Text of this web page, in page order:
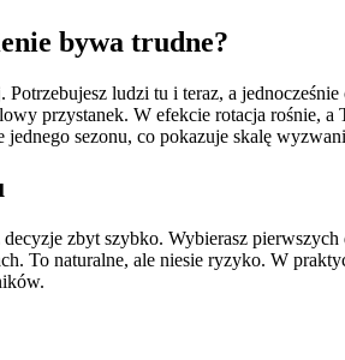
bywa trudne?
ludzi tu i teraz, a
przystanek. W efekcie rotacja rośnie, a
sezonu, co pokazuje skalę
decyzje zbyt szybko. Wybierasz
To naturalne, ale niesie ryzyko. W